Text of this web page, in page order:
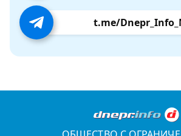
t.me/